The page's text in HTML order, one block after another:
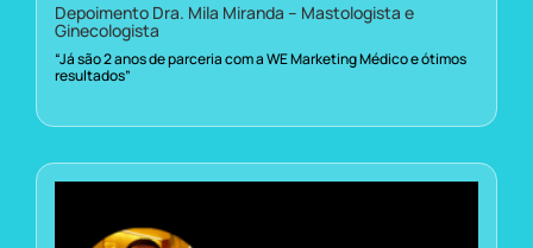
Depoimento Dra. Mila Miranda – Mastologista e
Ginecologista
“Já são 2 anos de parceria com a WE Marketing Médico e ótimos
resultados”